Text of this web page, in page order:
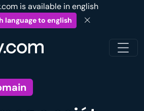
is available in english
language to english